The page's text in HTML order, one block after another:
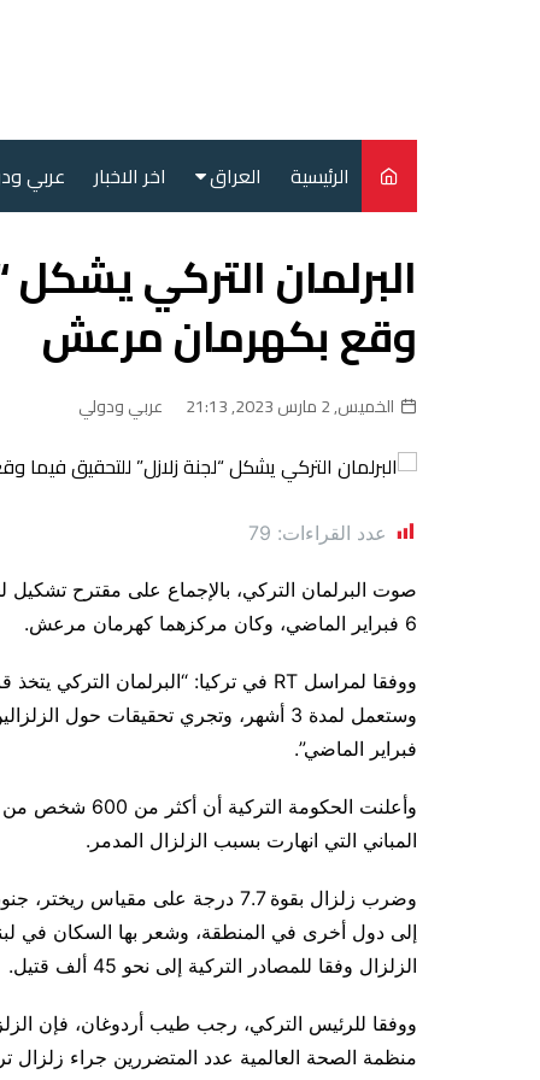
الرئيسية العراق
سياسة
محليات
اخر الاخبار عربي
البرلمان التركي يشكل
وقع بكهرمان مرعش
الخميس, 2 مارس 2023, 21:13 عربي ودولي
عدد القراءات: 79
صوت البرلمان التركي، بالإجماع على مقترح تشكيل
6 فبراير الماضي، وكان مركزهما كهرمان مرعش.
فبراير الماضي”.
وأعلنت
المباني التي انهارت بسبب الزلزال المدمر.
إلى دول أخرى في المنطقة، وشعر بها السكان في
الزلزال وفقا للمصادر التركية إلى نحو 45 ألف قتيل.
منظمة الصحة العالمية عدد المتضررين جراء زلزال تركيا